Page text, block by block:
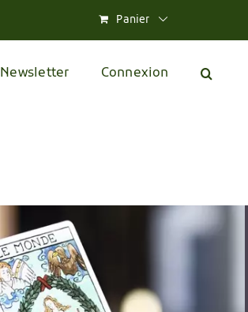
Panier
Newsletter Connexion